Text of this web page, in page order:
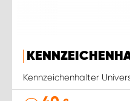
Kennzeichenhalter